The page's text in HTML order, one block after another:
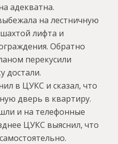
адекватна.
на лестничную
лифта и
Обратно
перекусили
достали.
в ЦУКС и сказал, что
дверь в квартиру.
и на телефонные
ЦУКС выяснил, что